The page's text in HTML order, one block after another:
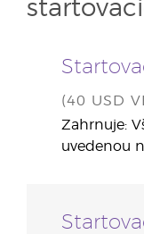
(40 USD
Zahrnuje:
uvedenou